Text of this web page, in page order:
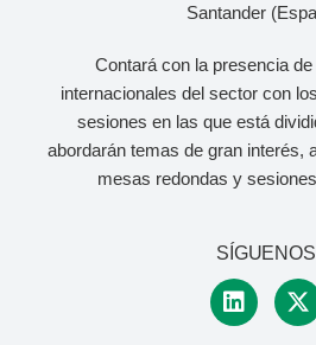
Santander
Contará con la presencia
internacionales del sector con
sesiones en las que está
abordarán temas de gran interés,
mesas redondas y
SÍGUENOS